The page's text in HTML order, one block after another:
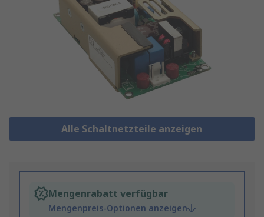
Alle Schaltnetzteile anzeigen
Mengenrabatt verfügbar
Mengenpreis-Optionen anzeigen